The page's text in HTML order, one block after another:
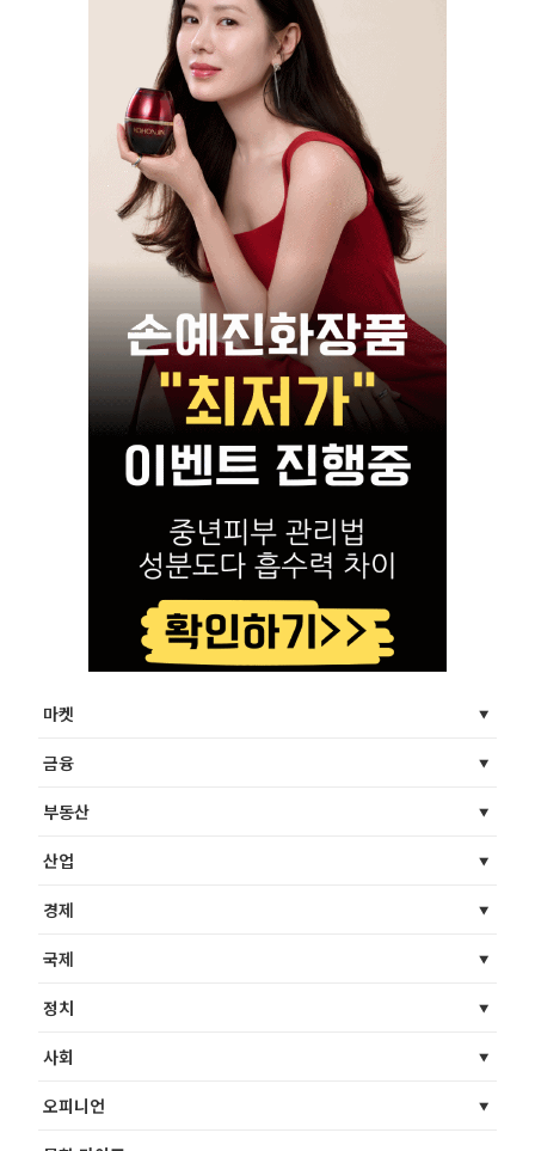
마켓
금융
부동산
산업
경제
국제
정치
사회
오피니언